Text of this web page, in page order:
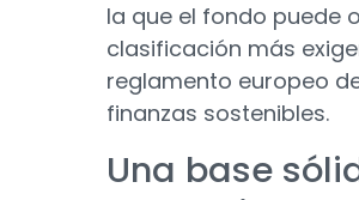
la que el fondo puede
clasificación más
reglamento europeo
finanzas sostenibles.
Una base